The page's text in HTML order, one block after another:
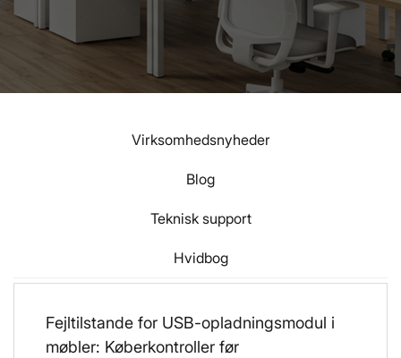
Virksomhedsnyheder
Blog
Teknisk support
Hvidbog
Fejltilstande for USB-opladningsmodul i
møbler: Køberkontroller før